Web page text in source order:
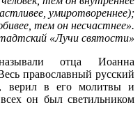
умиротвореннее);
тем он несчастнее».
«Лучи святости»
отца Иоанна
православный русский
верил в его молитвы и
он был светильником